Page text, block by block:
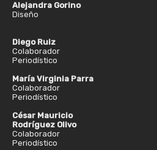
Alejandra Gorino
Diseño
Diego Ruiz
Colaborador
Periodístico
María Virginia Parra
Colaborador
Periodístico
César Mauricio
Rodríguez Olivo
Colaborador
Periodístico